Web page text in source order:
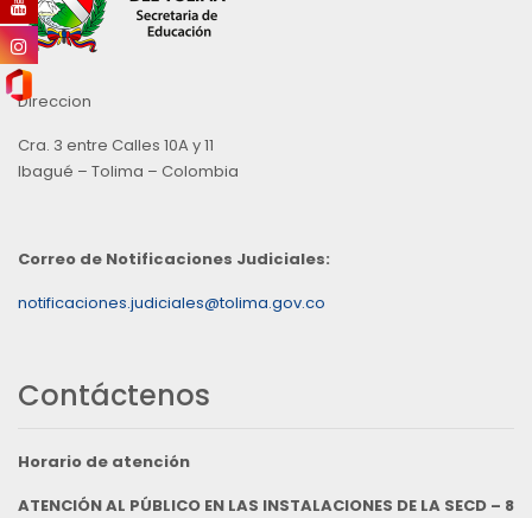
Direccion
Cra. 3 entre Calles 10A y 11
Ibagué – Tolima – Colombia
Correo de Notificaciones Judiciales:
notificaciones.judiciales@tolima.gov.co
Contáctenos
Horario de atención
ATENCIÓN AL PÚBLICO EN LAS INSTALACIONES DE LA SECD – 8